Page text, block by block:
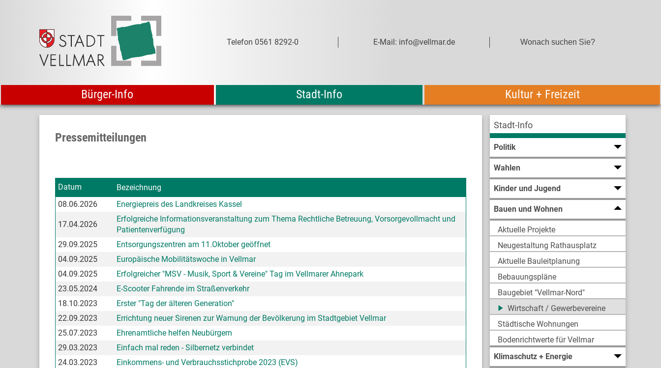
Telefon 0561 8292-0 E-Mail: info@vellmar.de
Bürger-Info Stadt-Info Kultur + Freizeit
Stadt-Info
Politik
Wahlen
Kinder und Jugend
Bauen und Wohnen
Aktuelle Projekte
Neugestaltung Rathausplatz
Aktuelle Bauleitplanung
Bebauungspläne
Baugebiet "Vellmar-Nord"
Wirtschaft / Gewerbevereine
Städtische Wohnungen
Bodenrichtwerte für Vellmar
Klimaschutz + Energie
Pressemitteilungen
Datum
Bezeichnung
08.06.2026
Energiepreis des Landkreises Kassel
17.04.2026
Erfolgreiche Informationsveranstaltung zum Thema Rechtliche Betreuung, Vorsorgevollmacht und
Patientenverfügung
29.09.2025
Entsorgungszentren am 11.Oktober geöffnet
04.09.2025
Europäische Mobilitätswoche in Vellmar
04.09.2025
Erfolgreicher "MSV - Musik, Sport & Vereine" Tag im Vellmarer Ahnepark
23.05.2024
E-Scooter Fahrende im Straßenverkehr
18.10.2023
Erster "Tag der älteren Generation"
22.09.2023
Errichtung neuer Sirenen zur Warnung der Bevölkerung im Stadtgebiet Vellmar
25.07.2023
Ehrenamtliche helfen Neubürgern
29.03.2023
Einfach mal reden - Silbernetz verbindet
24.03.2023
Einkommens- und Verbrauchsstichprobe 2023 (EVS)